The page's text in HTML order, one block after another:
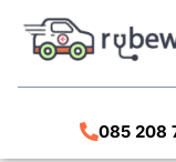
085 208